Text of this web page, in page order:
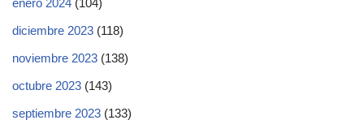
enero 2024 (104)
diciembre 2023 (118)
noviembre 2023 (138)
octubre 2023 (143)
septiembre 2023 (133)